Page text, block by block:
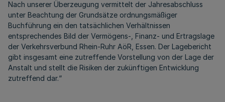
Nach unserer Überzeugung vermittelt der Jahresabschluss
unter Beachtung der Grundsätze ordnungsmäßiger
Buchführung ein den tatsächlichen Verhältnissen
entsprechendes Bild der Vermögens-, Finanz- und Ertragslage
der Verkehrsverbund Rhein-Ruhr AöR, Essen. Der Lagebericht
gibt insgesamt eine zutreffende Vorstellung von der Lage der
Anstalt und stellt die Risiken der zukünftigen Entwicklung
zutreffend dar.“